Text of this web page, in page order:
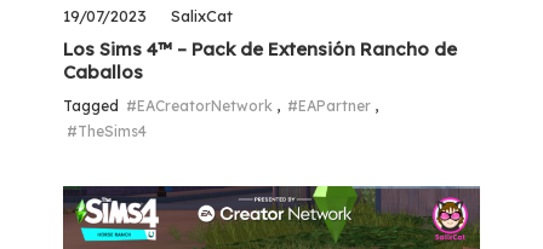
19/07/2023 SalixCat
Los Sims 4™ – Pack de Extensión Rancho de
Caballos
Tagged #EACreatorNetwork , #EAPartner ,
#TheSims4